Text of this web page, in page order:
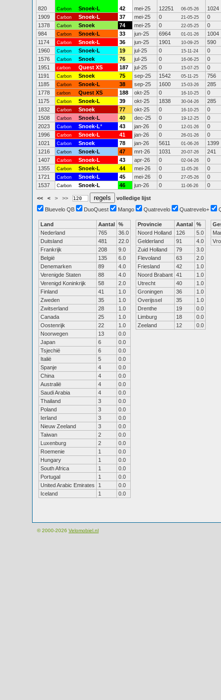
820 Carbon Snoek-L 42 mei-25 12251 06-05-26
1024
1909
Carbon Snoek-L 37 mei-25 0 21-05-25
0
1378
Carbon Snoek 74 mei-25 0 22-05-25
0
984
Carbon Snoek-L 33 jun-25 6964 01-01-26
1004
1174
Carbon Snoek-L 36 jun-25 1901 10-09-25
590
1960
Carbon Snoek-L 19 jul-25 0 15-11-24
0
1576
Carbon Snoek 76 jul-25 0 16-06-25
0
1951
carbon Quest XS 187 jul-25 0 15-07-25
0
1191
Carbon Snoek 75 sep-25 1542 05-11-25
756
1185
Carbon Snoek-L 38 sep-25 1600 15-03-26
285
1778
carbon Quest XS 188 okt-25 0 16-10-25
0
1175
Carbon Snoek-L 39 okt-25 1838 30-04-26
285
1832
Carbon Snoek 77 okt-25 0 16-10-25
0
1508
Carbon Snoek-L 40 dec-25 0 19-12-25
0
2023
Carbon Snoek-L* 43 jan-26 0 12-01-26
0
1996
Carbon Snoek-L 41 jan-26 0 26-01-26
0
1021
Carbon Snoek 78 jan-26 5611 01-06-26
1399
1216
Carbon Snoek-L 47 mrt-26 1031 20-07-26
241
1407
Carbon Snoek-L 43 apr-26 0 02-04-26
0
1355
Carbon Snoek-L 44 mei-26 0 11-05-26
0
1721
Carbon Snoek-L 45 mei-26 0 27-05-26
0
1537
Carbon Snoek-L 46 jun-26 0 11-06-26 0
<< < > >>
volledige lijst
Bluevelo QB
DuoQuest Mango Quatrevelo Quatrevelo+
Land Aantal %
Nederland
765
36.0
Duitsland
481
22.0
Frankrijk
208
9.0
België
135
6.0
Denemarken
89
4.0
Verenigde Staten
88
4.0
Verenigd Koninkrijk
58
2.0
Finland
41
1.0
Zweden
35
1.0
Zwitserland
28
1.0
Canada
25
1.0
Oostenrijk
22
1.0
Noorwegen
13
0.0
Japan
6
0.0
Tsjechië
6
0.0
Italië
5
0.0
Spanje
4
0.0
China
4
0.0
Australië
4
0.0
Saudi Arabia
4
0.0
Thailand
3
0.0
Poland
3
0.0
Ierland
3
0.0
Nieuw Zeeland
3
0.0
Taiwan
2
0.0
Luxenburg
2
0.0
Roemenie
1
0.0
Hungary
1
0.0
South Africa
1
0.0
Portugal
1
0.0
United Arabic Emirates
1
0.0
Iceland
1 0.0
Provincie Aantal %
Noord Holland
126
5.0
Gelderland
91
4.0
Zuid Holland
79
3.0
Flevoland
63
2.0
Friesland
42
1.0
Noord Brabant 41
1.0
Utrecht
40
1.0
Groningen
36
1.0
Overijssel
35
1.0
Drenthe
19
0.0
Limburg
18
0.0
Zeeland
12 0.0
© 2000-2026 Velomobiel.nl